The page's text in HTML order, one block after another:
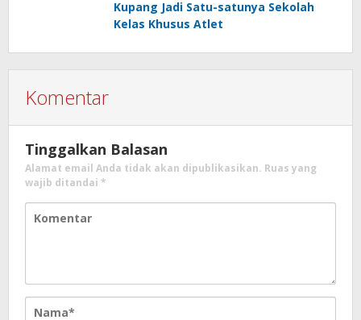
Kupang Jadi Satu-satunya Sekolah
Kelas Khusus Atlet
Komentar
Tinggalkan Balasan
Alamat email Anda tidak akan dipublikasikan. Ruas yang
wajib ditandai *